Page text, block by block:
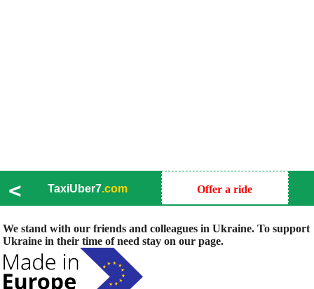
< TaxiUber7.com Offer a ride
We stand with our friends and colleagues in Ukraine. To support
Ukraine in their time of need stay on our page.